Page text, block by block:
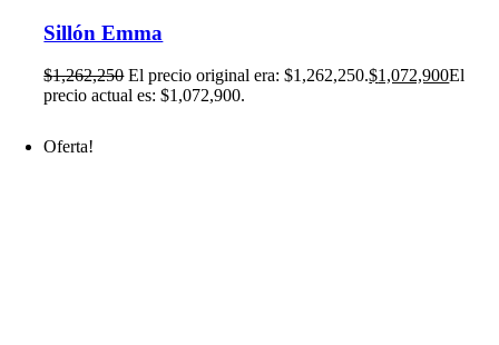
Sillón Emma
$1,262,250 El precio original era: $1,262,250.$1,072,900El
precio actual es: $1,072,900.
Oferta!